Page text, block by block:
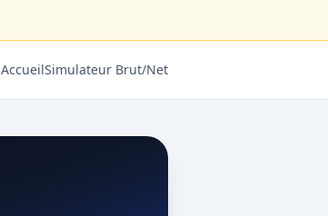
AccueilSimulateur Brut/Net